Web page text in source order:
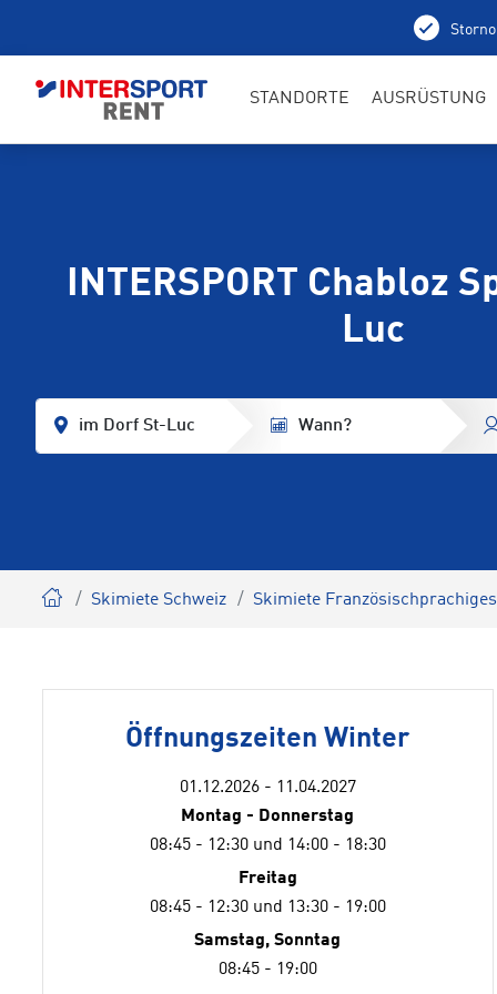
STANDORTE AUSRÜSTUNG
INTERSPORT Chabloz
Luc
im Dorf St-Luc Wann?
Skimiete Schweiz Skimiete
Öffnungszeiten Winter
01.12.2026 - 11.04.2027
Montag - Donnerstag
08:45 - 12:30 und 14:00 - 18:30
Freitag
08:45 - 12:30 und 13:30 - 19:00
Samstag, Sonntag
08:45 - 19:00